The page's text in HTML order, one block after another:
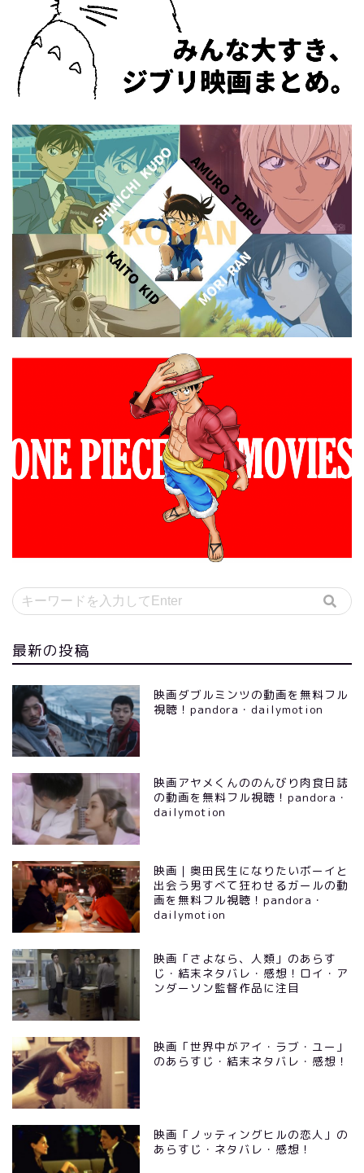
最新の投稿
映画ダブルミンツの動画を無料フル
視聴！pandora・dailymotion
映画アヤメくんののんびり肉食日誌
の動画を無料フル視聴！pandora・
dailymotion
映画｜奥田民生になりたいボーイと
出会う男すべて狂わせるガールの動
画を無料フル視聴！pandora・
dailymotion
映画「さよなら、人類」のあらす
じ・結末ネタバレ・感想！ロイ・ア
ンダーソン監督作品に注目
映画「世界中がアイ・ラブ・ユー」
のあらすじ・結末ネタバレ・感想！
映画「ノッティングヒルの恋人」の
あらすじ・ネタバレ・感想！